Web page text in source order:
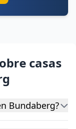
casas
Bundaberg?